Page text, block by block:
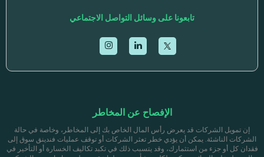
تابعونا على وسائل التواصل الاجتماعي
الإفصاح عن المخاطر
إن تمويل الشركات قد يعرض رأس المال الخاص بك إلى المخاطر، وخاصة في حالة
الشركات الناشئة. يمكن أن يؤدي خطر تعثر الشركات أو توقف عمليات فندينق سوق إلى
فقدان كل أو جزء من استثمارك، وقد يتسبب ذلك في تكبد تكاليف الخسارة أو التأخير في